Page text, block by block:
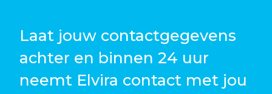
Laat jouw contactgegevens
achter en binnen 24 uur
neemt Elvira contact met jou